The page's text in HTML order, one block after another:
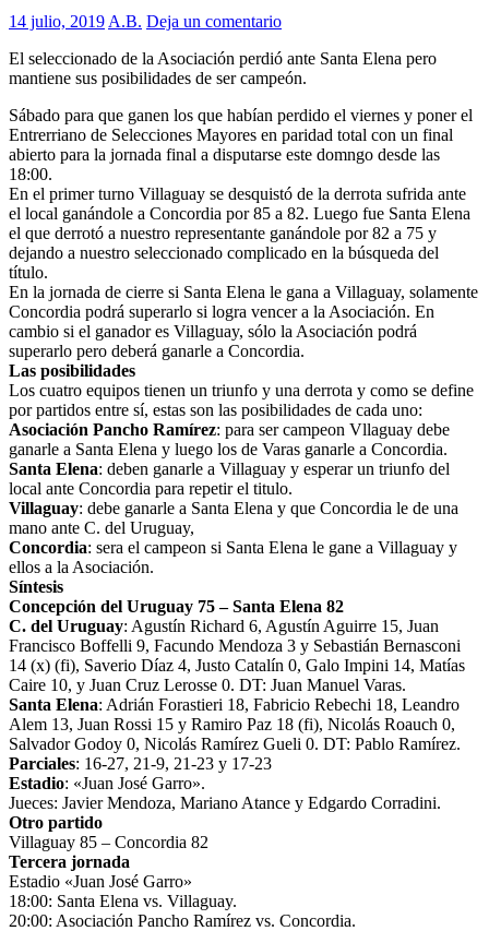
14 julio, 2019 A.B. Deja un comentario
El seleccionado de la Asociación perdió ante Santa Elena pero
mantiene sus posibilidades de ser campeón.
Sábado para que ganen los que habían perdido el viernes y poner el
Entrerriano de Selecciones Mayores en paridad total con un final
abierto para la jornada final a disputarse este domngo desde las
18:00.
En el primer turno Villaguay se desquistó de la derrota sufrida ante
el local ganándole a Concordia por 85 a 82. Luego fue Santa Elena
el que derrotó a nuestro representante ganándole por 82 a 75 y
dejando a nuestro seleccionado complicado en la búsqueda del
título.
En la jornada de cierre si Santa Elena le gana a Villaguay, solamente
Concordia podrá superarlo si logra vencer a la Asociación. En
cambio si el ganador es Villaguay, sólo la Asociación podrá
superarlo pero deberá ganarle a Concordia.
Las posibilidades
Los cuatro equipos tienen un triunfo y una derrota y como se define
por partidos entre sí, estas son las posibilidades de cada uno:
Asociación Pancho Ramírez: para ser campeon Vllaguay debe
ganarle a Santa Elena y luego los de Varas ganarle a Concordia.
Santa Elena: deben ganarle a Villaguay y esperar un triunfo del
local ante Concordia para repetir el titulo.
Villaguay: debe ganarle a Santa Elena y que Concordia le de una
mano ante C. del Uruguay,
Concordia: sera el campeon si Santa Elena le gane a Villaguay y
ellos a la Asociación.
Síntesis
Concepción del Uruguay 75 – Santa Elena 82
C. del Uruguay: Agustín Richard 6, Agustín Aguirre 15, Juan
Francisco Boffelli 9, Facundo Mendoza 3 y Sebastián Bernasconi
14 (x) (fi), Saverio Díaz 4, Justo Catalín 0, Galo Impini 14, Matías
Caire 10, y Juan Cruz Lerosse 0. DT: Juan Manuel Varas.
Santa Elena: Adrián Forastieri 18, Fabricio Rebechi 18, Leandro
Alem 13, Juan Rossi 15 y Ramiro Paz 18 (fi), Nicolás Roauch 0,
Salvador Godoy 0, Nicolás Ramírez Gueli 0. DT: Pablo Ramírez.
Parciales: 16-27, 21-9, 21-23 y 17-23
Estadio: «Juan José Garro».
Jueces: Javier Mendoza, Mariano Atance y Edgardo Corradini.
Otro partido
Villaguay 85 – Concordia 82
Tercera jornada
Estadio «Juan José Garro»
18:00: Santa Elena vs. Villaguay.
20:00: Asociación Pancho Ramírez vs. Concordia.